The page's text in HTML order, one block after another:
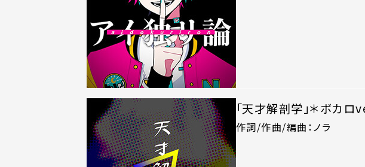
「天才解剖学」＊ボカ
作詞/作曲/編曲：ノラ